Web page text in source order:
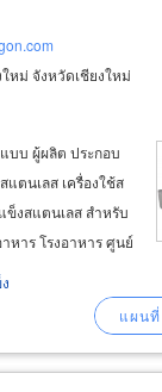
หม่ จังหวัดเชียงใหม่
บบ ผู้ผลิต ประกอบ
ตนเลส เครื่องใช้ส
งสแตนเลส สำหรับ
หาร โรงอาหาร ศูนย์
ครัวจีน ครัวไทย ครัว
ใช้ เครื่องใช้สแตน